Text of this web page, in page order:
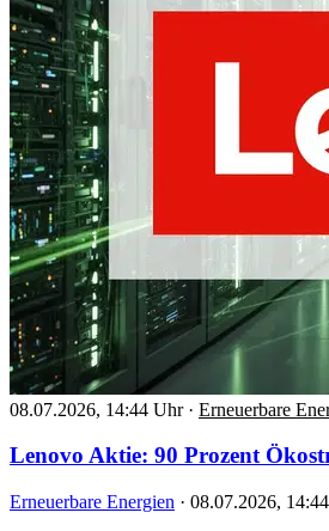
08.07.2026, 14:44 Uhr · Erneuerbare
Lenovo Aktie: 90 Prozent
Erneuerbare Energien · 08.07.2026,